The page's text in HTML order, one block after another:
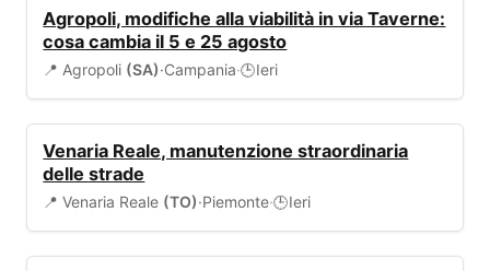
Agropoli, modifiche alla viabilità in via Taverne:
cosa cambia il 5 e 25 agosto
📍 Agropoli (SA)·Campania·🕒Ieri
Venaria Reale, manutenzione straordinaria
delle strade
📍 Venaria Reale (TO)·Piemonte·🕒Ieri